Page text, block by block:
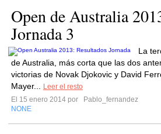
Open de Australia
Jornada 3
La
de Australia, más corta que las dos
victorias de Novak Djokovic y David
Mayer...
Leer el resto
El 15 enero 2014 por
Pablo_fernandez
NONE